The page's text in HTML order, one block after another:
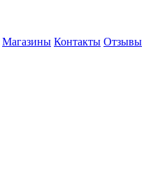
Магазины Контакты Отзывы